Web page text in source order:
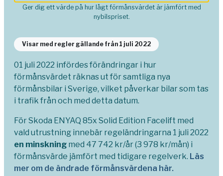
Ger dig ett värde på hur lågt förmånsvärdet är jämfört med
nybilspriset.
Visar med regler gällande från 1 juli 2022
01 juli 2022 infördes förändringar i hur
förmånsvärdet räknas ut för samtliga nya
förmånsbilar i Sverige, vilket påverkar bilar som tas
i trafik från och med detta datum.
För Skoda ENYAQ 85x Solid Edition Facelift med
vald utrustning innebär regeländringarna 1 juli 2022
en minskning med 47 742 kr/år (3 978 kr/mån) i
förmånsvärde jämfört med tidigare regelverk. Läs
mer om de ändrade förmånsvärdena här.